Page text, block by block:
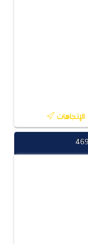
الإتجاهات